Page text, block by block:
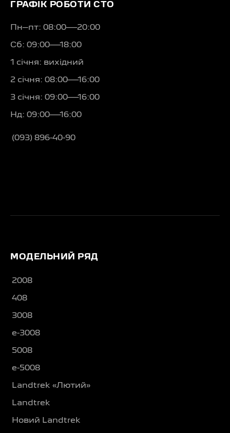
ГРАФІК РОБОТИ СТО
Пн–пт: 08:00—20:00
Сб: 09:00—18:00
1 січня: вихідний
2 січня: 08:00—16:00
3 січня: 09:00—16:00
Нд: 09:00—16:00
(093) 896-40-90
МОДЕЛЬНИЙ РЯД
2008
408
3008
e-3008
5008
e-5008
Landtrek «Лютий»
Landtrek
Новий Landtrek